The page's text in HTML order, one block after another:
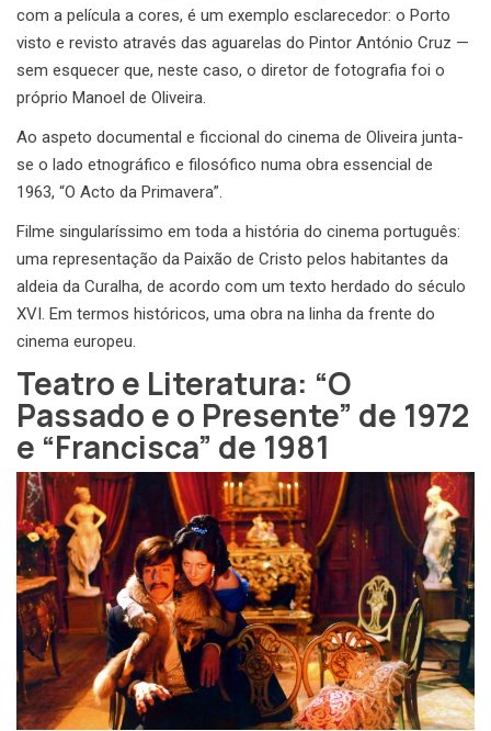
com a película a cores, é um exemplo esclarecedor: o Porto
visto e revisto através das aguarelas do Pintor António Cruz —
sem esquecer que, neste caso, o diretor de fotografia foi o
próprio Manoel de Oliveira.
Ao aspeto documental e ficcional do cinema de Oliveira junta-
se o lado etnográfico e filosófico numa obra essencial de
1963, “O Acto da Primavera”.
Filme singularíssimo em toda a história do cinema português:
uma representação da Paixão de Cristo pelos habitantes da
aldeia da Curalha, de acordo com um texto herdado do século
XVI. Em termos históricos, uma obra na linha da frente do
cinema europeu.
Teatro e Literatura: “O
Passado e o Presente” de 1972
e “Francisca” de 1981